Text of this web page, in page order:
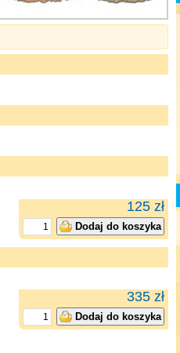
125 zł
Dodaj do koszyka
335 zł
Dodaj do koszyka